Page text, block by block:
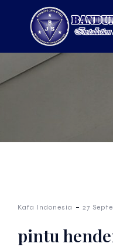
Kafa Indonesia - 27
pintu